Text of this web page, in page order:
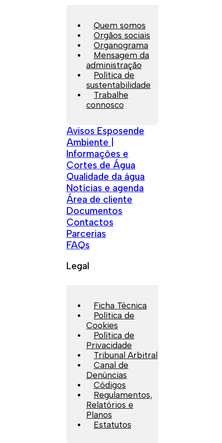
Quem somos
Orgãos sociais
Organograma
Mensagem da
administração
Política de
sustentabilidade
Trabalhe
connosco
Avisos Esposende
Ambiente |
Informações e
Cortes de Água
Qualidade da água
Notícias e agenda
Área de cliente
Documentos
Contactos
Parcerias
FAQs
Legal
Ficha Técnica
Política de
Cookies
Política de
Privacidade
Tribunal Arbitral
Canal de
Denúncias
Códigos
Regulamentos,
Relatórios e
Planos
Estatutos